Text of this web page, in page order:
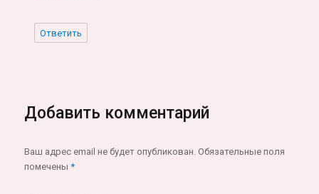
Ответить
Добавить комментарий
Ваш адрес email не будет опубликован. Обязательные поля
помечены*